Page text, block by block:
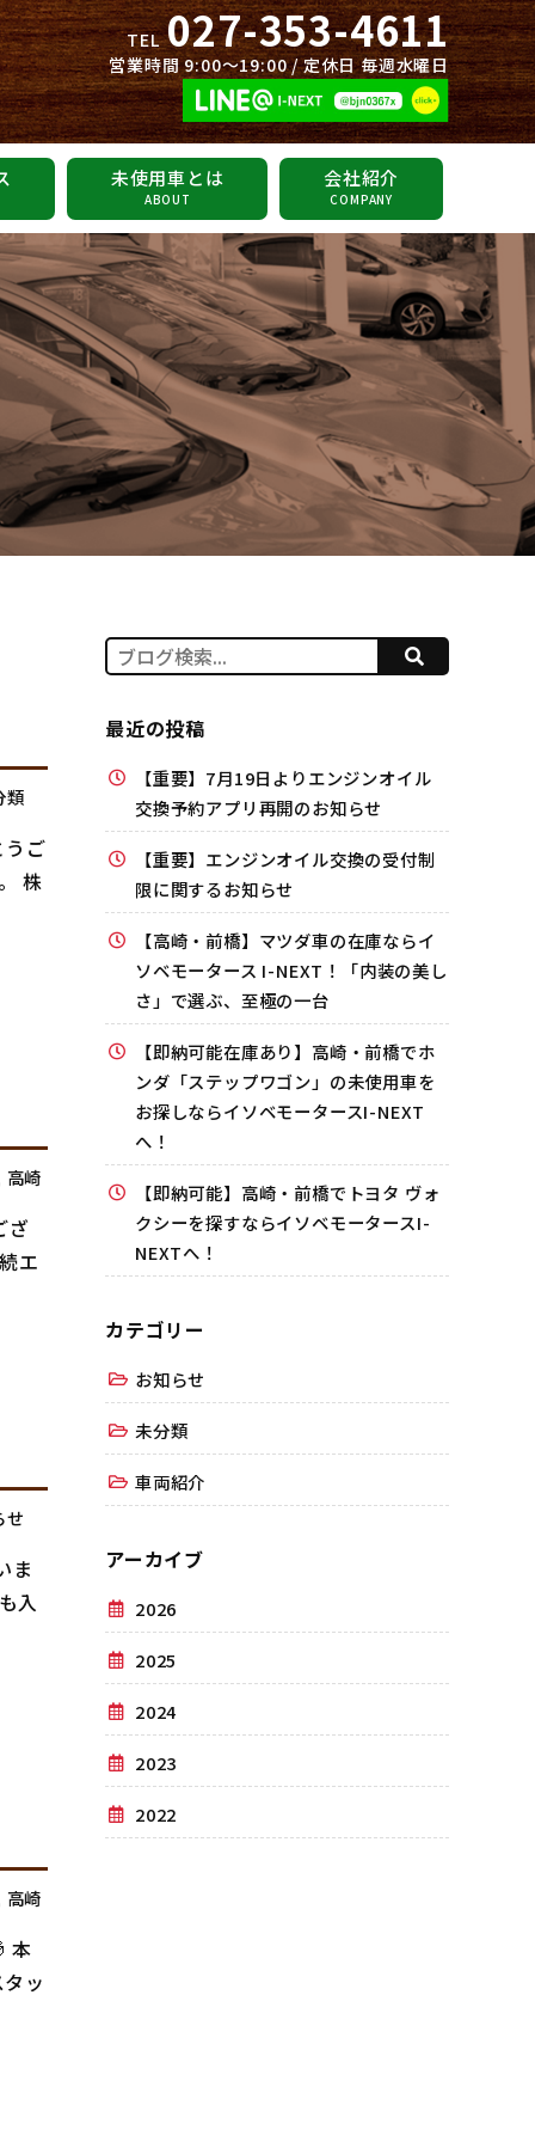
TEL 027-353-4611
営業時間 9:00～19:00 / 定休日 毎週水曜日
未使用車とは
ABOUT
会社紹介
COMPANY
類
ご
株
高崎
ざ
エ
せ
ま
入
高崎
本
ッ
最近の投稿
【重要】7月19日よりエンジンオイル
交換予約アプリ再開のお知らせ
【重要】エンジンオイル交換の受付制
限に関するお知らせ
【高崎・前橋】マツダ車の在庫ならイ
ソベモータース I-NEXT！「内装の美し
さ」で選ぶ、至極の一台
【即納可能在庫あり】高崎・前橋でホ
ンダ「ステップワゴン」の未使用車を
お探しならイソベモータースI-NEXT
へ！
【即納可能】高崎・前橋でトヨタ ヴォ
クシーを探すならイソベモータースI-
NEXTへ！
カテゴリー
お知らせ
未分類
車両紹介
アーカイブ
2026
2025
2024
2023
2022